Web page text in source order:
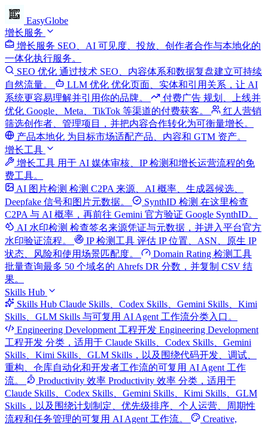
EasyGlobe
增长服务
增长服务 SEO、AI 可见度、投放、创作者合作与本地化的
一体化执行服务。
SEO 优化 通过技术 SEO、内容体系和数据复盘建立可持续
自然流量。
LLM 优化 优化页面、实体和引用关系，让 AI
系统更容易理解并引用你的品牌。
付费广告 规划、上线并
优化 Google、Meta、TikTok 等渠道的付费获客。
红人营销
筛选创作者、管理项目，并把内容合作转化为可衡量增长。
产品本地化 为目标市场适配产品、内容和 GTM 资产。
增长工具
增长工具 用于 AI 媒体审核、IP 检测和增长运营流程的免
费工具。
AI 图片检测 检测 C2PA 来源、AI 概率、生成器候选、
Deepfake 信号和图片元数据。
SynthID 检测 在这里检查
C2PA 与 AI 概率，再前往 Gemini 官方验证 Google SynthID。
AI 水印检测 检查签名来源凭证与元数据，并进入平台官方
水印验证流程。
IP 检测工具 评估 IP 位置、ASN、原生 IP
状态、风险和使用场景匹配度。
Domain Rating 检测工具
批量查询最多 50 个域名的 Ahrefs DR 分数，并复制 CSV 结
果。
Skills Hub
Skills Hub Claude Skills、Codex Skills、Gemini Skills、Kimi
Skills、GLM Skills 与可复用 AI Agent 工作流分类入口。
Engineering Development 工程开发 Engineering Development
工程开发 分类，适用于 Claude Skills、Codex Skills、Gemini
Skills、Kimi Skills、GLM Skills，以及围绕代码开发、调试、
重构、仓库自动化和开发者工作流的可复用 AI Agent 工作
流。
Productivity 效率 Productivity 效率 分类，适用于
Claude Skills、Codex Skills、Gemini Skills、Kimi Skills、GLM
Skills，以及围绕计划制定、优先级排序、个人运营、周期性
流程和任务管理的可复用 AI Agent 工作流。
Creative,